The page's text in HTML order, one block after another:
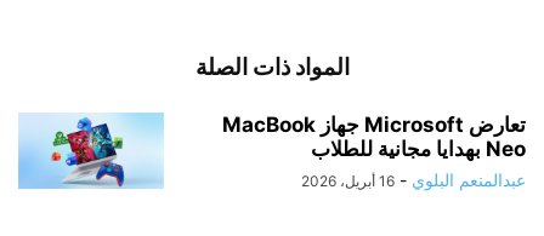
المواد ذات الصلة
تعارض Microsoft جهاز MacBook
Neo بهدايا مجانية للطلاب
عبدالمنعم البلوي - 16 أبريل، 2026